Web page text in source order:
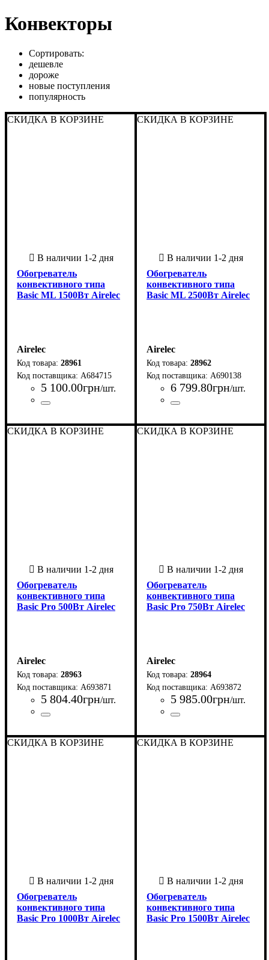
Конвекторы
Сортировать:
дешевле
дороже
новые поступления
популярность
СКИДКА В КОРЗИНЕ
Обогреватель
конвективного типа
Basic ML 1500Вт Airelec
Airelec
28961
A684715
5 100.00грн/шт.
СКИДКА В КОРЗИНЕ
Обогреватель
конвективного типа
Basic ML 2500Вт Airelec
Airelec
28962
A690138
6 799.80грн/шт.
СКИДКА В КОРЗИНЕ
Обогреватель
конвективного типа
Basic Pro 500Вт Airelec
Airelec
28963
A693871
5 804.40грн/шт.
СКИДКА В КОРЗИНЕ
Обогреватель
конвективного типа
Basic Pro 750Вт Airelec
Airelec
28964
A693872
5 985.00грн/шт.
СКИДКА В КОРЗИНЕ
Обогреватель
конвективного типа
Basic Pro 1000Вт Airelec
СКИДКА В КОРЗИНЕ
Обогреватель
конвективного типа
Basic Pro 1500Вт Airelec